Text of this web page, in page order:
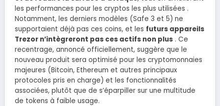
les performances pour les cryptos les plus utilisées .
Notamment, les derniers modèles (Safe 3 et 5) ne
supportaient déjà pas ces coins, et les futurs appareils
Trezor n’intègreront pas ces actifs non plus . Ce
recentrage, annoncé officiellement, suggère que le
nouveau produit sera optimisé pour les cryptomonnaies
majeures (Bitcoin, Ethereum et autres principaux
protocoles pris en charge) et les fonctionnalités
associées, plutôt que de s’éparpiller sur une multitude
de tokens à faible usage.